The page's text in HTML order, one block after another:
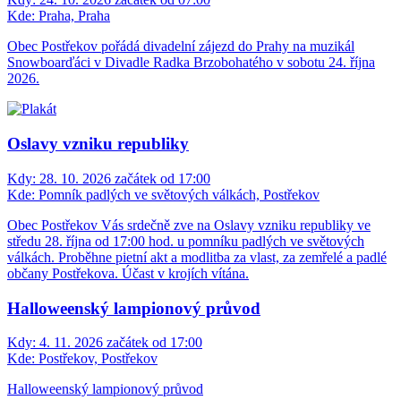
Kde: Praha, Praha
Obec Postřekov pořádá divadelní zájezd do Prahy na muzikál
Snowboarďáci v Divadle Radka Brzobohatého v sobotu 24. října
2026.
Oslavy vzniku republiky
Kdy: 28. 10. 2026 začátek od 17:00
Kde: Pomník padlých ve světových válkách, Postřekov
Obec Postřekov Vás srdečně zve na Oslavy vzniku republiky ve
středu 28. října od 17:00 hod. u pomníku padlých ve světových
válkách. Proběhne pietní akt a modlitba za vlast, za zemřelé a padlé
občany Postřekova. Účast v krojích vítána.
Halloweenský lampionový průvod
Kdy: 4. 11. 2026 začátek od 17:00
Kde: Postřekov, Postřekov
Halloweenský lampionový průvod